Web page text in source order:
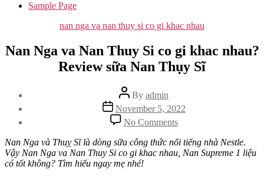
Sample Page
Categories
nan nga va nan thuy si co gi khac nhau
Nan Nga va Nan Thuy Si co gi khac nhau?
Review sữa Nan Thụy Sĩ
Post
author
By admin
Post
date
November 5, 2022
No Commentson
Nan
Nga
va
Nan
Nan Nga và Thuỵ Sĩ là dòng sữa công thức nổi tiếng nhà Nestle.
Vậy Nan Nga va Nan Thuy Si co gi khac nhau, Nan Supreme 1 liệu
có tốt không? Tìm hiểu ngay mẹ nhé!